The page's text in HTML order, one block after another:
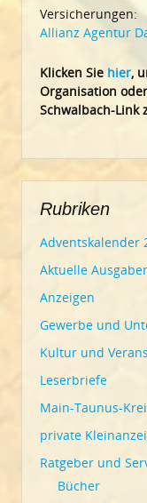
Versicherungen:
Allianz Agentur
Klicken Sie hier,
Organisation
Schwalbach-Link
Rubriken
Adventskalender
Aktuelle
Anzeigen
Gewerbe und
Kultur und
Leserbriefe
Main-Taunus-
private
Ratgeber und
Bücher